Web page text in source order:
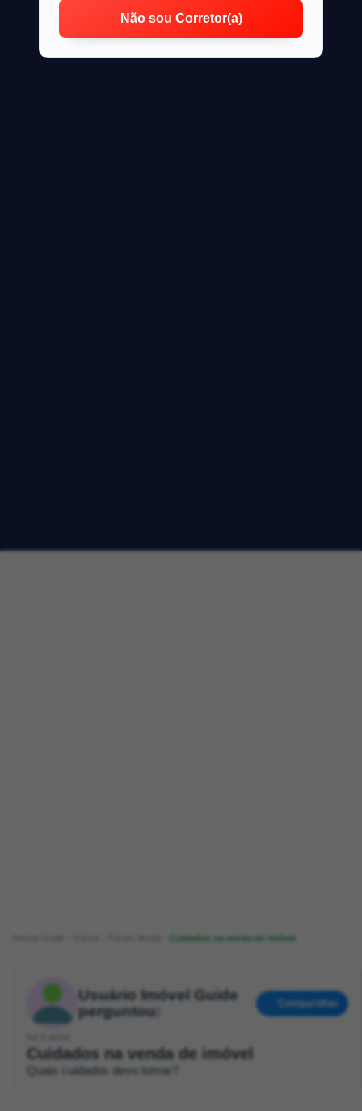
Não sou Corretor(a)
Cuidados na venda de imóvel
Usuário Imóvel Guide
perguntou:
Compartilhar
Cuidados na venda de imóvel
Quais cuidados devo tomar?